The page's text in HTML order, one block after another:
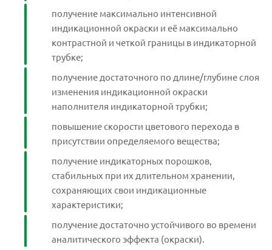
получение максимально интенсивной
индикационной окраски и её максимально
контрастной и четкой границы в индикаторной
трубке;
получение достаточного по длине/глубине слоя
изменения индикационной окраски
наполнителя индикаторной трубки;
повышение скорости цветового перехода в
присутствии определяемого вещества;
получение индикаторных порошков,
стабильных при их длительном хранении,
сохраняющих свои индикационные
характеристики;
получение достаточно устойчивого во времени
аналитического эффекта (окраски).